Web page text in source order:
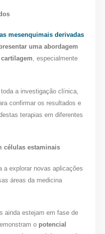
mesenquimais derivadas
uma abordagem
, especialmente
a investigação clínica,
confirmar os resultados e
terapias em diferentes
células estaminais
a explorar novas aplicações
áreas da medicina
ainda estejam em fase de
o potencial